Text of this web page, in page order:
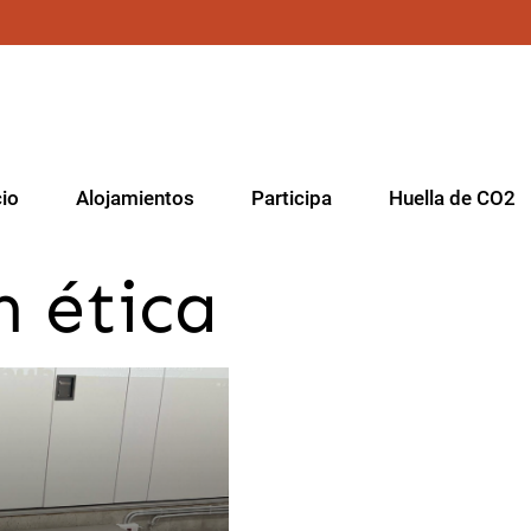
Alojamientos Participa Huella de CO2
ética